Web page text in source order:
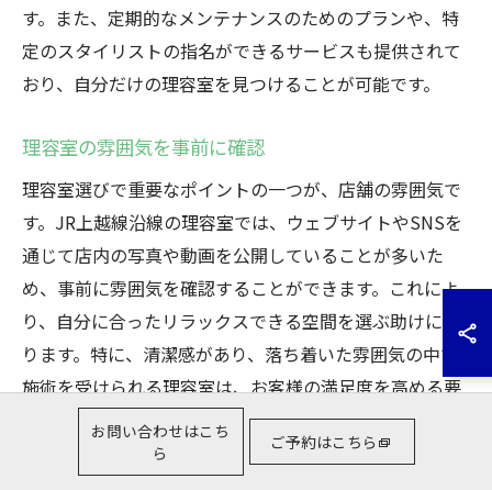
す。また、定期的なメンテナンスのためのプランや、特
定のスタイリストの指名ができるサービスも提供されて
おり、自分だけの理容室を見つけることが可能です。
理容室の雰囲気を事前に確認
理容室選びで重要なポイントの一つが、店舗の雰囲気で
す。JR上越線沿線の理容室では、ウェブサイトやSNSを
通じて店内の写真や動画を公開していることが多いた
め、事前に雰囲気を確認することができます。これによ
り、自分に合ったリラックスできる空間を選ぶ助けにな
ります。特に、清潔感があり、落ち着いた雰囲気の中で
施術を受けられる理容室は、お客様の満足度を高める要
因となります。また、一部の店舗では、初回来店時に店
舗のツアーを実施しているところもあります。実際に足
お問い合わせはこち
ら
ご予約はこちら